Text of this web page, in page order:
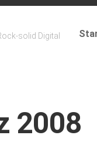
solid Digital
2008